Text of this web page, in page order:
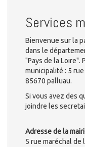
Services
Bienvenue sur la
dans le
"Pays de la Loire".
municipalité : 5
85670 palluau.
Si vous avez des
joindre les
Adresse de la
5 rue maréchal de